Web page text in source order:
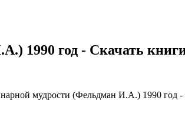
1990 год - Скачать